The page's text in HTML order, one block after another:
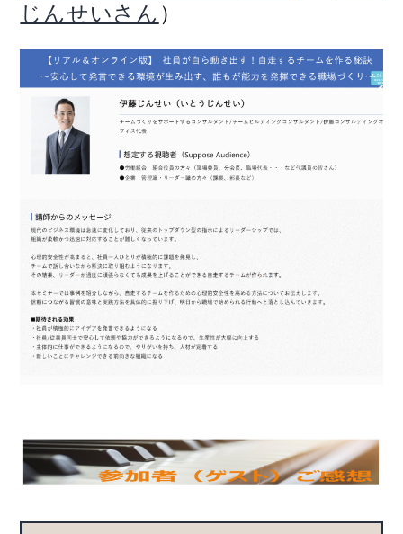
じんせいさん ）